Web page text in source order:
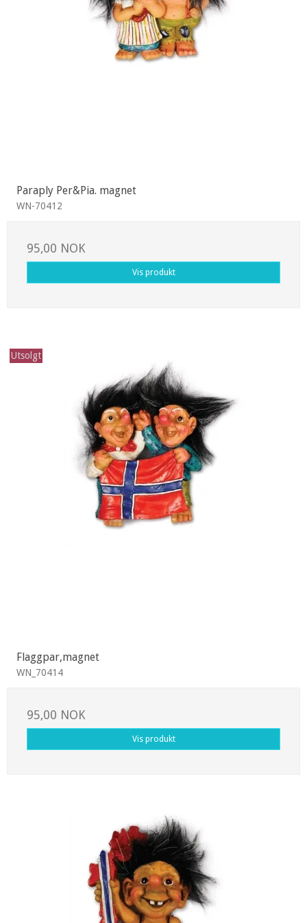
Paraply Per&Pia. magnet
WN-70412
95,00 NOK
Vis produkt
Utsolgt
Flaggpar,magnet
WN_70414
95,00 NOK
Vis produkt